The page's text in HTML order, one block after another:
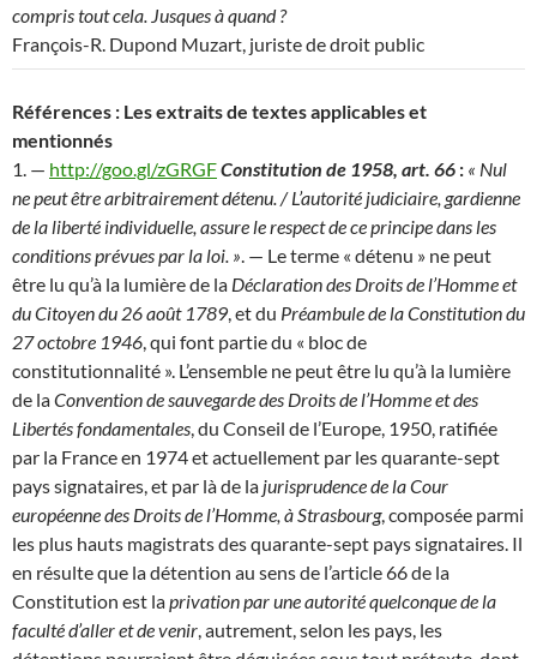
compris tout cela. Jusques à quand ?
François-R. Dupond Muzart, juriste de droit public
Références : Les extraits de textes applicables et
mentionnés
1. — http://goo.gl/zGRGFConstitution de 1958, art. 66 : « Nul
ne peut être arbitrairement détenu. / L’autorité judiciaire, gardienne
de la liberté individuelle, assure le respect de ce principe dans les
conditions prévues par la loi. » . — Le terme « détenu » ne peut
être lu qu’à la lumière de la Déclaration des Droits de l’Homme et
du Citoyen du 26 août 1789 , et du Préambule de la Constitution du
27 octobre 1946 , qui font partie du « bloc de
constitutionnalité ». L’ensemble ne peut être lu qu’à la lumière
de laConvention de sauvegarde des Droits de l’Homme et des
Libertés fondamentales , du Conseil de l’Europe, 1950, ratifiée
par la France en 1974 et actuellement par les quarante-sept
pays signataires, et par là de la jurisprudence de la Cour
européenne des Droits de l’Homme, à Strasbourg, composée parmi
les plus hauts magistrats des quarante-sept pays signataires. Il
en résulte que la détention au sens de l’article 66 de la
Constitution est laprivation par une autorité quelconque de la
faculté d’aller et de venir , autrement, selon les pays, les